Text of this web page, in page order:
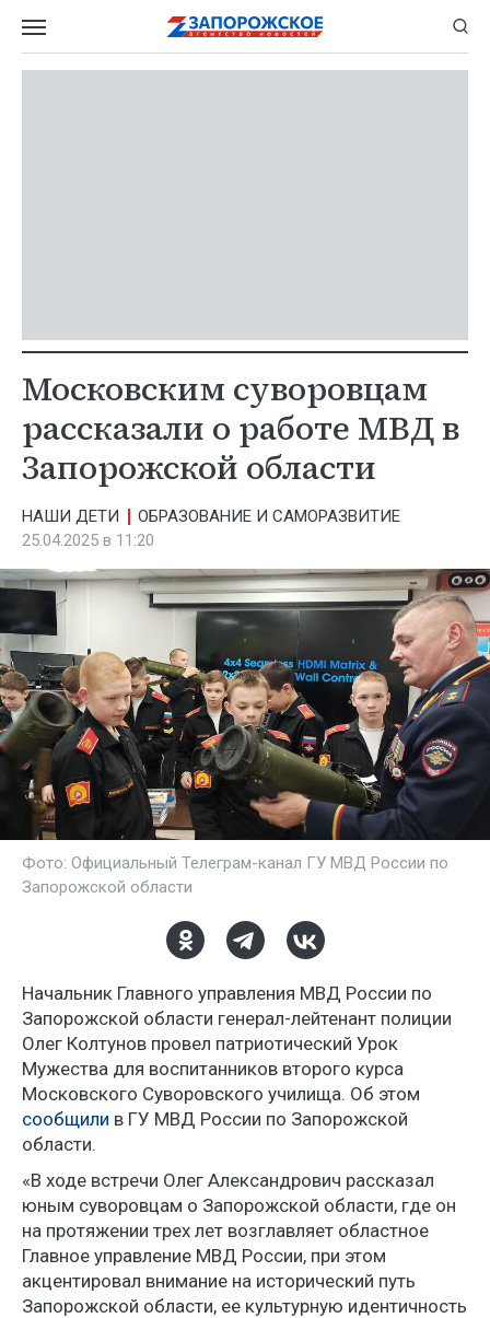
Московским суворовцам
рассказали о работе МВД в
Запорожской области
НАШИ ДЕТИ
ОБРАЗОВАНИЕ И САМОРАЗВИТИЕ
25.04.2025 в 11:20
Фото: Официальный Телеграм-канал ГУ МВД России по
Запорожской области
Начальник Главного управления МВД России по
Запорожской области генерал-лейтенант полиции
Олег Колтунов провел патриотический Урок
Мужества для воспитанников второго курса
Московского Суворовского училища. Об этом
сообщили в ГУ МВД России по Запорожской
области.
«В ходе встречи Олег Александрович рассказал
юным суворовцам о Запорожской области, где он
на протяжении трех лет возглавляет областное
Главное управление МВД России, при этом
акцентировал внимание на исторический путь
Запорожской области, ее культурную идентичность